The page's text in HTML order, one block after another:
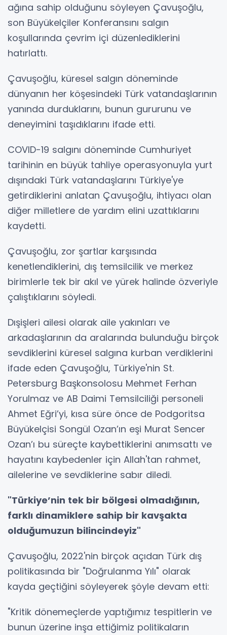
ağına sahip olduğunu söyleyen Çavuşoğlu,
son Büyükelçiler Konferansını salgın
koşullarında çevrim içi düzenlediklerini
hatırlattı.
Çavuşoğlu, küresel salgın döneminde
dünyanın her köşesindeki Türk vatandaşlarının
yanında durduklarını, bunun gururunu ve
deneyimini taşıdıklarını ifade etti.
COVID-19 salgını döneminde Cumhuriyet
tarihinin en büyük tahliye operasyonuyla yurt
dışındaki Türk vatandaşlarını Türkiye'ye
getirdiklerini anlatan Çavuşoğlu, ihtiyacı olan
diğer milletlere de yardım elini uzattıklarını
kaydetti.
Çavuşoğlu, zor şartlar karşısında
kenetlendiklerini, dış temsilcilik ve merkez
birimlerle tek bir akıl ve yürek halinde özveriyle
çalıştıklarını söyledi.
Dışişleri ailesi olarak aile yakınları ve
arkadaşlarının da aralarında bulunduğu birçok
sevdiklerini küresel salgına kurban verdiklerini
ifade eden Çavuşoğlu, Türkiye'nin St.
Petersburg Başkonsolosu Mehmet Ferhan
Yorulmaz ve AB Daimi Temsilciliği personeli
Ahmet Eğri’yi, kısa süre önce de Podgoritsa
Büyükelçisi Songül Ozan’ın eşi Murat Sencer
Ozan’ı bu süreçte kaybettiklerini anımsattı ve
hayatını kaybedenler için Allah'tan rahmet,
ailelerine ve sevdiklerine sabır diledi.
"Türkiye’nin tek bir bölgesi olmadığının,
farklı dinamiklere sahip bir kavşakta
olduğumuzun bilincindeyiz"
Çavuşoğlu, 2022'nin birçok açıdan Türk dış
politikasında bir "Doğrulanma Yılı" olarak
kayda geçtiğini söyleyerek şöyle devam etti:
"Kritik dönemeçlerde yaptığımız tespitlerin ve
bunun üzerine inşa ettiğimiz politikaların